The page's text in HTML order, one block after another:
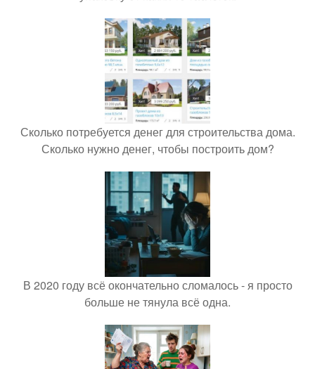
Сколько потребуется денег для строительства дома.
Сколько нужно денег, чтобы построить дом?
В 2020 году всё окончательно сломалось - я просто
больше не тянула всё одна.